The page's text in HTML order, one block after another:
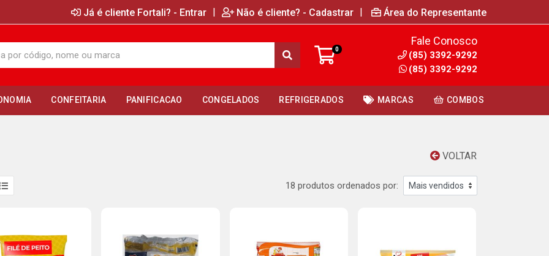
Já é cliente Fortali? - Entrar | Não é cliente? - Cadastrar | Área do Representante
0
Fale Conosco
(85) 3392-9292
(85) 3392-9292
CONFEITARIA PANIFICACAO CONGELADOS REFRIGERADOS MARCAS COMBOS
VOLTAR
18 produtos ordenados por: